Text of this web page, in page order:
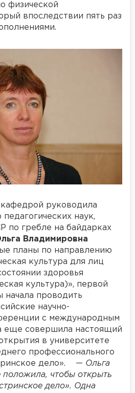
физической
впоследствии пять раз
руководила
наук,
по гребле на байдарках
Владимировна
планы по направлению
культура для лиц
здоровья
культура)», первой
начала проводить
научно-
с международным
еще совершила настоящий
в университете
профессионального
дело». — Ольга
положила, чтобы открыть
дело». Одна